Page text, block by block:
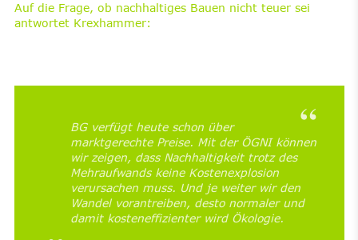
Auf die Frage, ob nachhaltiges Bauen nicht teuer sei
antwortet Krexhammer:
BG verfügt heute schon über
marktgerechte Preise. Mit der ÖGNI können
wir zeigen, dass Nachhaltigkeit trotz des
Mehraufwands keine Kostenexplosion
verursachen muss. Und je weiter wir den
Wandel vorantreiben, desto normaler und
damit kosteneffizienter wird Ökologie.